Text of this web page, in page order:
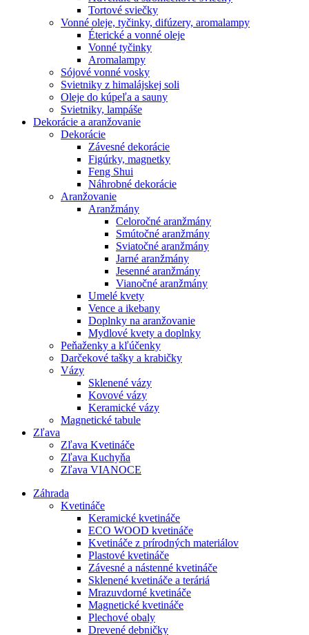
Tortové sviečky
Vonné oleje, tyčinky, difúzery, aromalampy
Éterické a vonné oleje
Vonné tyčinky
Aromalampy
Sójové vonné vosky
Svietniky z himalájskej soli
Oleje do kúpeľa a sauny
Svietniky, lampáše
Dekorácie a aranžovanie
Dekorácie
Závesné dekorácie
Figúrky, magnetky
Feng Shui
Náhrobné dekorácie
Aranžovanie
Aranžmány
Celoročné aranžmány
Smútočné aranžmány
Sviatočné aranžmány
Jarné aranžmány
Jesenné aranžmány
Vianočné aranžmány
Umelé kvety
Vence a ikebany
Doplnky na aranžovanie
Mydlové kvety a doplnky
Peňaženky a kľúčenky
Darčekové tašky a krabičky
Vázy
Sklenené vázy
Kovové vázy
Keramické vázy
Magnetické tabule
Zľava
Zľava Kvetináče
Zľava Kuchyňa
Zľava VIANOCE
Záhrada
Kvetináče
Keramické kvetináče
ECO WOOD kvetináče
Kvetináče z prírodných materiálov
Plastové kvetináče
Závesné a nástenné kvetináče
Sklenené kvetináče a teráriá
Mrazuvdorné kvetináče
Magnetické kvetináče
Plechové obaly
Drevené debničky